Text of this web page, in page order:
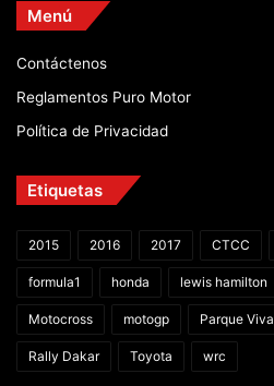
Menú
Contáctenos
Reglamentos Puro Motor
Política de Privacidad
Etiquetas
2015 2016 2017 CTCC
formula1 honda lewis hamilton
Motocross motogp Parque Viva
Rally Dakar Toyota wrc